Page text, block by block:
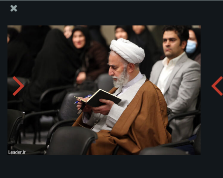
Rencontre avec des acteurs économiques et des
producteurs
Télécharger l'album: